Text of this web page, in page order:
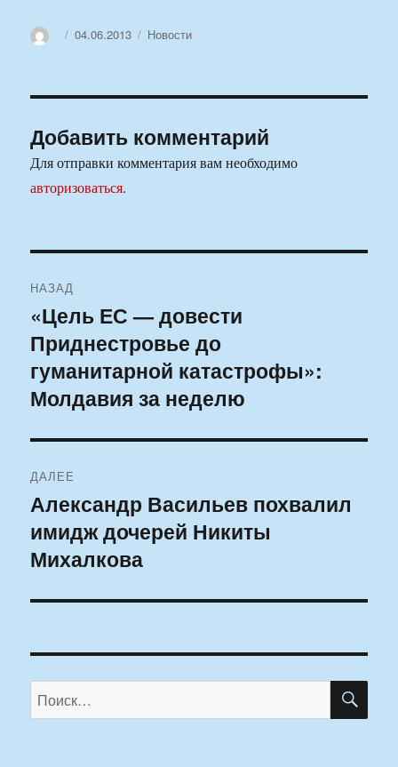
АвторОпубликовано
04.06.2013 Рубрики
Новости
Добавить комментарий
Для отправки комментария вам необходимо
авторизоваться.
по
записям
НАЗАД
Предыдущая
запись:
«Цель ЕС — довести
Приднестровье до
гуманитарной катастрофы»:
Молдавия за неделю
ДАЛЕЕ
Следующая
запись:
Александр Васильев похвалил
имидж дочерей Никиты
Михалкова
Искать: